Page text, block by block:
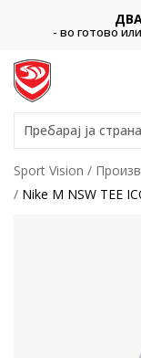
- во готово
Пребарај ја
Sport Vision
Nike M NSW TEE